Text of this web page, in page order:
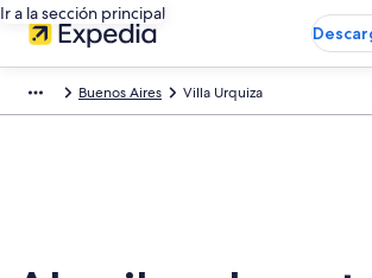
Ir a la sección principal
Buenos Aires Villa Urquiza